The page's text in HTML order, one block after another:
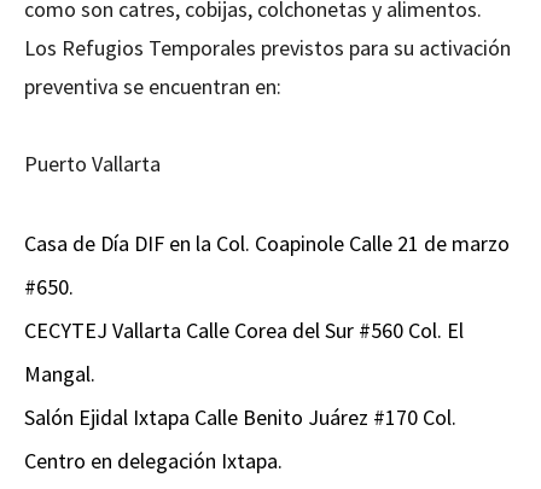
como son catres, cobijas, colchonetas y alimentos.
Los Refugios Temporales previstos para su activación
preventiva se encuentran en:
Puerto Vallarta
Casa de Día DIF en la Col. Coapinole Calle 21 de marzo
#650.
CECYTEJ Vallarta Calle Corea del Sur #560 Col. El
Mangal.
Salón Ejidal Ixtapa Calle Benito Juárez #170 Col.
Centro en delegación Ixtapa.